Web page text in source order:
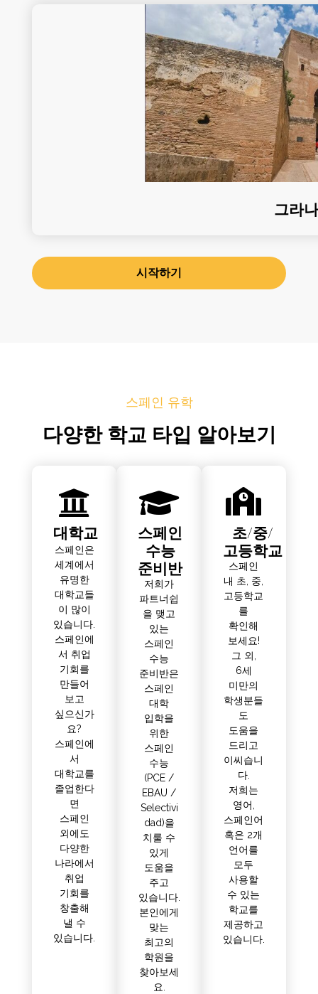
그라
시작하기
스페인 유학
다양한 학교 타입 알아보기
대학교
스페인은
세계에서
유명한
대학교들
이 많이
있습니다.
스페인에
서 취업
기회를
만들어
보고
싶으신가
요?
스페인에
서
대학교를
졸업한다
면
스페인
외에도
다양한
나라에서
취업
기회를
창출해
낼 수
있습니다.
스페인
수능
준비반
저희가
파트너쉽
을 맺고
있는
스페인
수능
준비반은
스페인
대학
입학을
위한
스페인
수능
(PCE /
EBAU /
Selectivi
dad)을
치룰 수
있게
도움을
주고
있습니다.
본인에게
맞는
최고의
학원을
찾아보세
요.
초/중/
고등학교
스페인
내 초, 중,
고등학교
를
확인해
보세요!
그 외,
6세
미만의
학생분들
도
도움을
드리고
이씨습니
다.
저희는
영어,
스페인어
혹은 2개
언어를
모두
사용할
수 있는
학교를
제공하고
있습니다.